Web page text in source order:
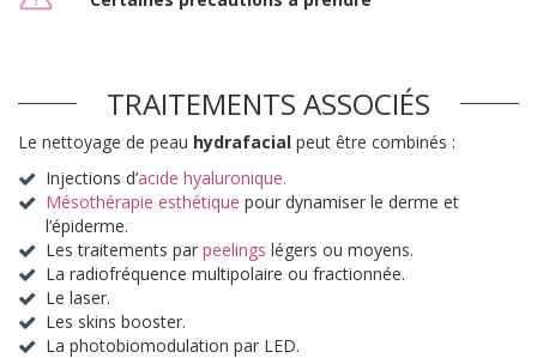
TRAITEMENTS ASSOCIÉS
Le nettoyage de peau hydrafacial peut être combinés :
Injections d’acide hyaluronique.
Mésothérapie esthétique pour dynamiser le derme et
l’épiderme.
Les traitements par peelings légers ou moyens.
La radiofréquence multipolaire ou fractionnée.
Le laser.
Les skins booster.
La photobiomodulation par LED.